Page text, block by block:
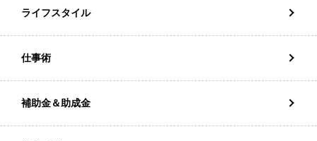
ライフスタイル
仕事術
補助金＆助成金